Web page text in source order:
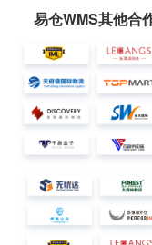
易仓WMS其他合